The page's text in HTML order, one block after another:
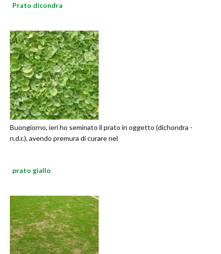
Prato dicondra
Buongiorno, ieri ho seminato il prato in oggetto (dichondra -
n.d.r.), avendo premura di curare nel
prato giallo